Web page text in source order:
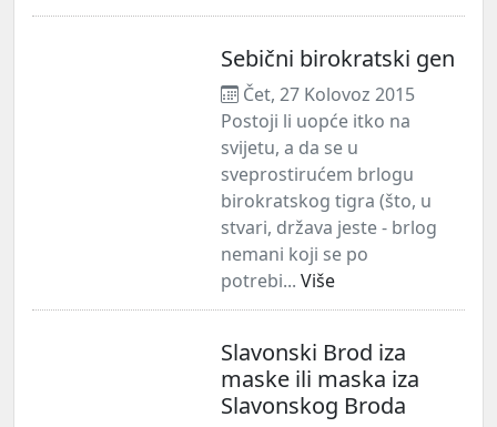
Sebični birokratski gen
Čet, 27 Kolovoz 2015
Postoji li uopće itko na
svijetu, a da se u
sveprostirućem brlogu
birokratskog tigra (što, u
stvari, država jeste - brlog
nemani koji se po
potrebi... Više
Slavonski Brod iza
maske ili maska iza
Slavonskog Broda